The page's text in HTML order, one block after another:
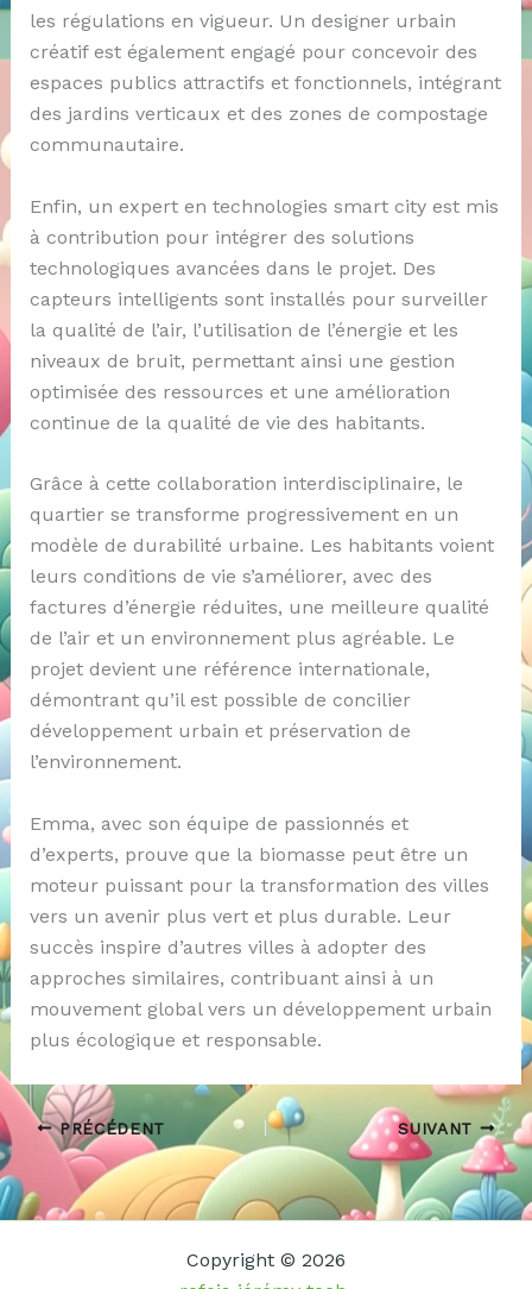
les régulations en vigueur. Un designer urbain
créatif est également engagé pour concevoir des
espaces publics attractifs et fonctionnels, intégrant
des jardins verticaux et des zones de compostage
communautaire.
Enfin, un expert en technologies smart city est mis
à contribution pour intégrer des solutions
technologiques avancées dans le projet. Des
capteurs intelligents sont installés pour surveiller
la qualité de l’air, l’utilisation de l’énergie et les
niveaux de bruit, permettant ainsi une gestion
optimisée des ressources et une amélioration
continue de la qualité de vie des habitants.
Grâce à cette collaboration interdisciplinaire, le
quartier se transforme progressivement en un
modèle de durabilité urbaine. Les habitants voient
leurs conditions de vie s’améliorer, avec des
factures d’énergie réduites, une meilleure qualité
de l’air et un environnement plus agréable. Le
projet devient une référence internationale,
démontrant qu’il est possible de concilier
développement urbain et préservation de
l’environnement.
Emma, avec son équipe de passionnés et
d’experts, prouve que la biomasse peut être un
moteur puissant pour la transformation des villes
vers un avenir plus vert et plus durable. Leur
succès inspire d’autres villes à adopter des
approches similaires, contribuant ainsi à un
mouvement global vers un développement urbain
plus écologique et responsable.
PRÉCÉDENT SUIVANT
Copyright © 2026